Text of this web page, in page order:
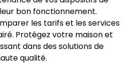
bon fonctionnement.
les tarifs et les services
Protégez votre maison et
dans des solutions de
qualité.